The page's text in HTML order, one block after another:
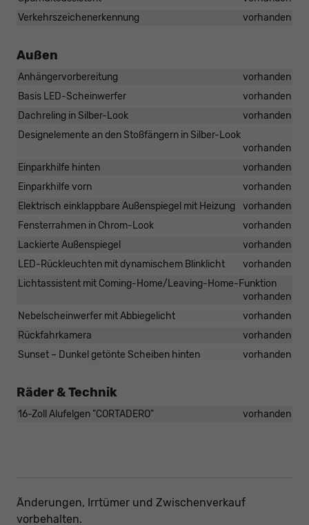
Verkehrszeichenerkennung
vorhanden
Außen
Anhängervorbereitung
vorhanden
Basis LED-Scheinwerfer
vorhanden
Dachreling in Silber-Look
vorhanden
Designelemente an den Stoßfängern in Silber-Look
vorhanden
Einparkhilfe hinten
vorhanden
Einparkhilfe vorn
vorhanden
Elektrisch einklappbare Außenspiegel mit Heizung
vorhanden
Fensterrahmen in Chrom-Look
vorhanden
Lackierte Außenspiegel
vorhanden
LED-Rückleuchten mit dynamischem Blinklicht
vorhanden
Lichtassistent mit Coming-Home/Leaving-Home-Funktion
vorhanden
Nebelscheinwerfer mit Abbiegelicht
vorhanden
Rückfahrkamera
vorhanden
Sunset – Dunkel getönte Scheiben hinten
vorhanden
Räder & Technik
16-Zoll Alufelgen "CORTADERO" vorhanden
Änderungen, Irrtümer und Zwischenverkauf
vorbehalten.